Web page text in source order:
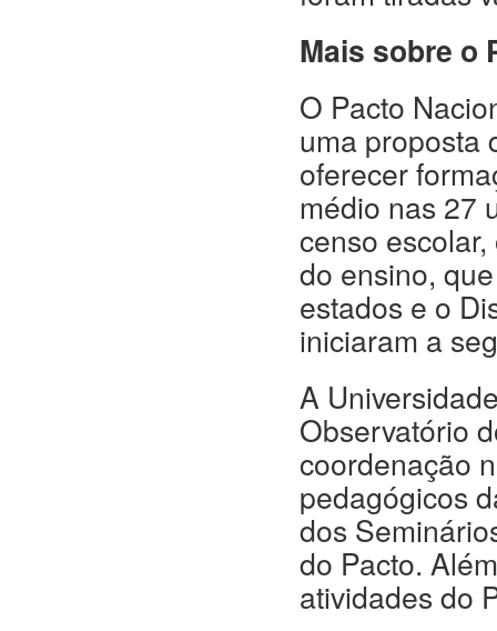
Mais sobre o
O Pacto
uma proposta
oferecer
médio nas 27
censo
do ensino,
estados e o
iniciaram a
A
Observatório
coordenação
pedagógicos
dos
do Pacto.
atividades do